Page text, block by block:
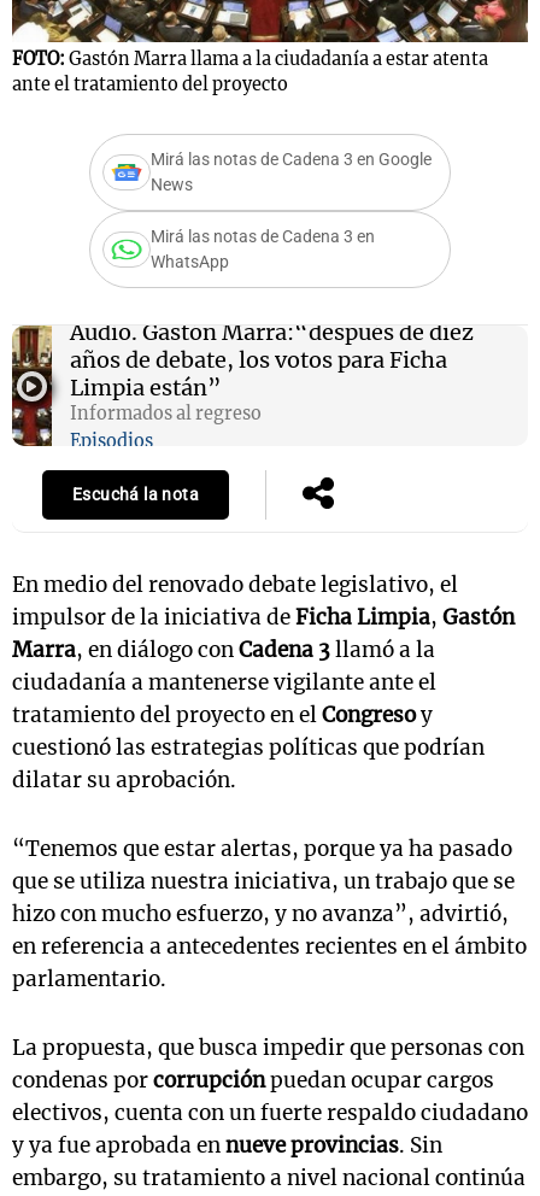
FOTO: Gastón Marra llama a la ciudadanía a estar atenta
ante el tratamiento del proyecto
Mirá las notas de Cadena 3 en Google
News
Mirá las notas de Cadena 3 en
WhatsApp
Audio. Gastón Marra:“después de diez
años de debate, los votos para Ficha
Limpia están”
Informados al regreso
Episodios
Escuchá la nota
En medio del renovado debate legislativo, el
impulsor de la iniciativa deFicha Limpia, Gastón
Marra, en diálogo conCadena 3llamó a la
ciudadanía a mantenerse vigilante ante el
tratamiento del proyecto en elCongresoy
cuestionó las estrategias políticas que podrían
dilatar su aprobación.
“Tenemos que estar alertas, porque ya ha pasado
que se utiliza nuestra iniciativa, un trabajo que se
hizo con mucho esfuerzo, y no avanza”, advirtió,
en referencia a antecedentes recientes en el ámbito
parlamentario.
La propuesta, que busca impedir que personas con
condenas porcorrupciónpuedan ocupar cargos
electivos, cuenta con un fuerte respaldo ciudadano
y ya fue aprobada ennueve provincias. Sin
embargo, su tratamiento a nivel nacional continúa
Notas
Mundial 2026
Notas
La Sole en